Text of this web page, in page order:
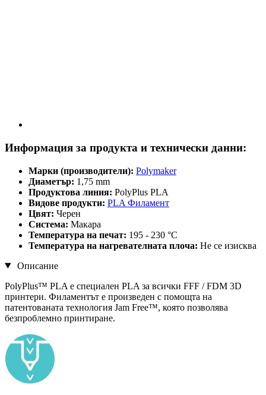
Информация за продукта и технически данни:
Марки (производители): Polymaker
Диаметър: 1,75 mm
Продуктова линия: PolyPlus PLA
Видове продукти: PLA Филамент
Цвят: Черен
Система: Макара
Температура на печат: 195 - 230 °C
Температура на нагревателната плоча: Не се изисква
Описание
PolyPlus™ PLA е специален PLA за всички FFF / FDM 3D
принтери. Филаментът е произведен с помощта на
патентованата технология Jam Free™, която позволява
безпроблемно принтиране.